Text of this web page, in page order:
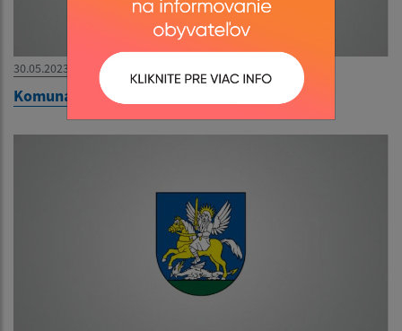
30.05.2023
Komunálne a drobné stavebné odpady z obce